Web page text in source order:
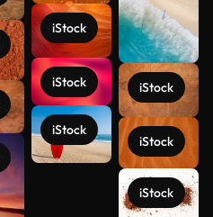
iStock
iStock
iStock
iStock
iStock
iStock